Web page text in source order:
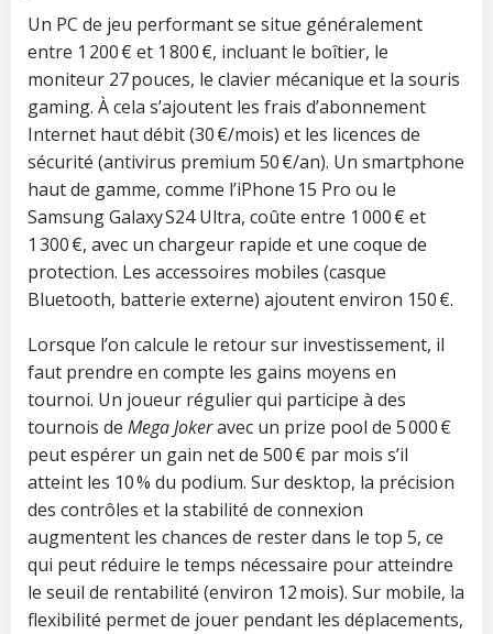
Un PC de jeu performant se situe généralement
entre 1 200 € et 1 800 €, incluant le boîtier, le
moniteur 27 pouces, le clavier mécanique et la souris
gaming. À cela s’ajoutent les frais d’abonnement
Internet haut débit (30 €/mois) et les licences de
sécurité (antivirus premium 50 €/an). Un smartphone
haut de gamme, comme l’iPhone 15 Pro ou le
Samsung Galaxy S24 Ultra, coûte entre 1 000 € et
1 300 €, avec un chargeur rapide et une coque de
protection. Les accessoires mobiles (casque
Bluetooth, batterie externe) ajoutent environ 150 €.
Lorsque l’on calcule le retour sur investissement, il
faut prendre en compte les gains moyens en
tournoi. Un joueur régulier qui participe à des
tournois de Mega Jokeravec un prize pool de 5 000 €
peut espérer un gain net de 500 € par mois s’il
atteint les 10 % du podium. Sur desktop, la précision
des contrôles et la stabilité de connexion
augmentent les chances de rester dans le top 5, ce
qui peut réduire le temps nécessaire pour atteindre
le seuil de rentabilité (environ 12 mois). Sur mobile, la
flexibilité permet de jouer pendant les déplacements,